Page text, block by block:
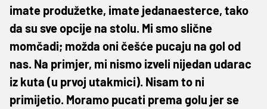
imate produžetke, imate jedanaesterce, tako
da su sve opcije na stolu. Mi smo slične
momčadi; možda oni češće pucaju na gol od
nas. Na primjer, mi nismo izveli nijedan udarac
iz kuta (u prvoj utakmici). Nisam to ni
primijetio. Moramo pucati prema golu jer se